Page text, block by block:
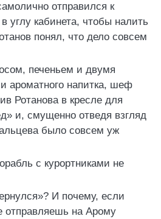
отправился к
углу кабинета, чтобы налить
понял, что дело совсем
печеньем и двумя
напитка, шеф
Ротанова в кресле для
и, смущенно отведя взгляд
было совсем уж
с курортниками не
И почему, если
отправляешь на Арому